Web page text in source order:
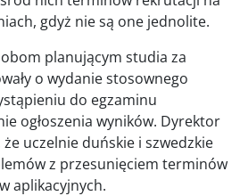
gdyż nie są one jednolite.
planującym studia za
o wydanie stosownego
do egzaminu
ogłoszenia wyników. Dyrektor
że uczelnie duńskie i szwedzkie
z przesunięciem terminów
aplikacyjnych.